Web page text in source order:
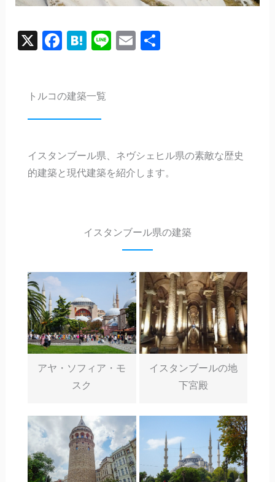
FacebookEmail
Line
Hatena
X
共
トルコの建築一覧
イスタンブール県、ネヴシェヒル県の素敵な歴史
的建築と現代建築を紹介します。
イスタンブール県の建築
アヤ・ソフィア・モ
スク
イスタンブールの地
下宮殿